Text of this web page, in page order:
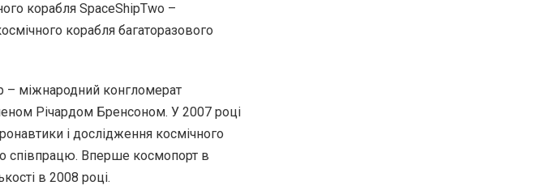
корабля SpaceShipTwo –
корабля багаторазового
– міжнародний конгломерат
Річардом Бренсоном. У 2007 році
і дослідження космічного
співпрацю. Вперше космопорт в
в 2008 році.